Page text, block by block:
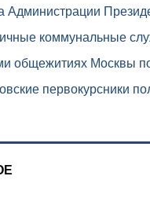
Администрации
коммунальные
общежитиях Москвы
первокурсники